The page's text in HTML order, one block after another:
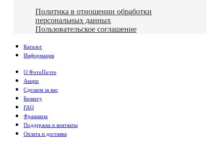
Политика в отношении обработки
персональных данных
Пользовательское соглашение
Каталог
Информация
О ФотоПочте
Акции
Сделаем за вас
Бизнесу
FAQ
Франшиза
Поддержка и контакты
Оплата и доставка